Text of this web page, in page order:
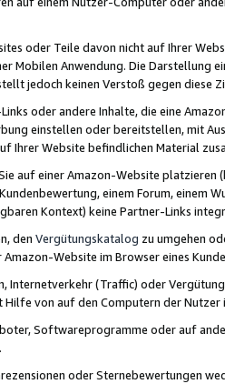
oder Teile davon nicht auf Ihrer
Mobilen Anwendung. Die Darstellung
jedoch keinen Verstoß gegen diese
oder andere Inhalte, die eine
einstellen oder bereitstellen, mit
Ihrer Website befindlichen Material
auf einer Amazon-Website
einem Forum, einem
Kontext) keine Partner-Links
den Vergütungskatalog zu umgehen
Amazon-Website im Browser eines
Internetverkehr (Traffic) oder
Hilfe von auf den Computern der
Softwareprogramme oder auf
oder Sternebewertungen